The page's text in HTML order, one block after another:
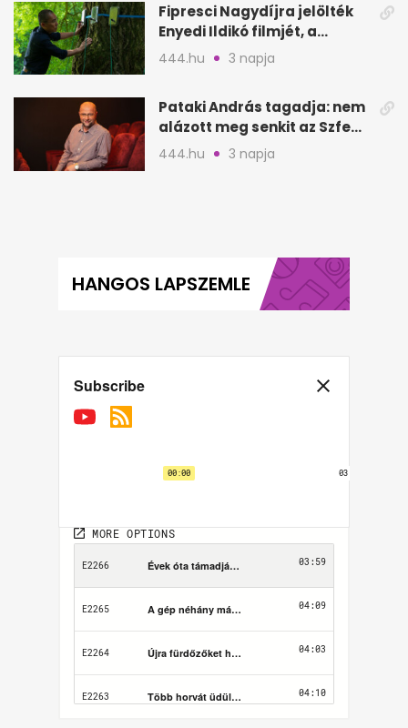
Fipresci Nagydíjra jelölték
Enyedi Ildikó filmjét, a
Csendes barátot
444.hu 3 napja
Pataki András tagadja: nem
alázott meg senkit az Szfe
felvételijén
444.hu 3 napja
HANGOS LAPSZEMLE